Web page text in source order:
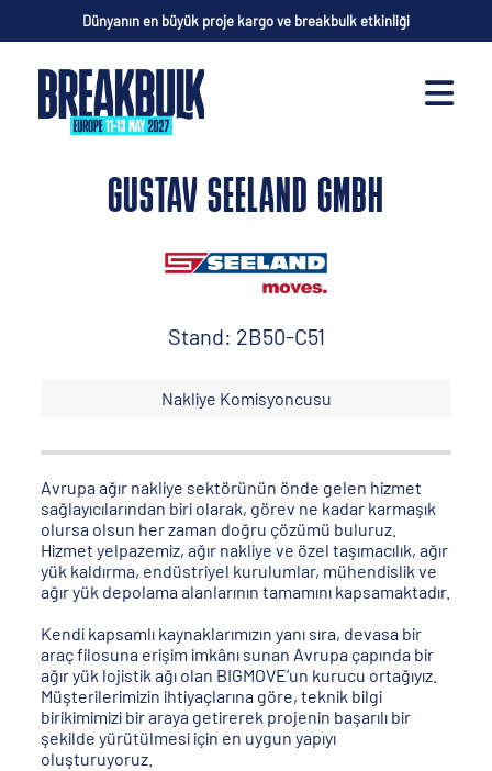
Dünyanın en büyük proje kargo ve breakbulk etkinliği
GUSTAV SEELAND GMBH
Stand: 2B50-C51
Nakliye Komisyoncusu
Avrupa ağır nakliye sektörünün önde gelen hizmet
sağlayıcılarından biri olarak, görev ne kadar karmaşık
olursa olsun her zaman doğru çözümü buluruz.
Hizmet yelpazemiz, ağır nakliye ve özel taşımacılık, ağır
yük kaldırma, endüstriyel kurulumlar, mühendislik ve
ağır yük depolama alanlarının tamamını kapsamaktadır.
Kendi kapsamlı kaynaklarımızın yanı sıra, devasa bir
araç filosuna erişim imkânı sunan Avrupa çapında bir
ağır yük lojistik ağı olan BIGMOVE’un kurucu ortağıyız.
Müşterilerimizin ihtiyaçlarına göre, teknik bilgi
birikimimizi bir araya getirerek projenin başarılı bir
şekilde yürütülmesi için en uygun yapıyı
oluşturuyoruz.